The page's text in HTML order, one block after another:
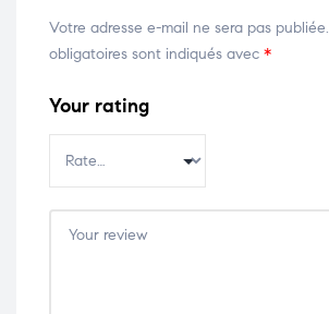
Votre adresse e-mail ne sera pas publiée.
obligatoires sont indiqués avec *
Your rating